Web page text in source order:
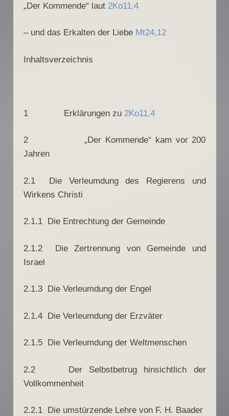
„Der Kommende“ laut 2Ko11,4
– und das Erkalten der Liebe Mt24,12
Inhaltsverzeichnis
1 Erklärungen zu 2Ko11,4
2 „Der Kommende“ kam vor 200
Jahren
2.1 Die Verleumdung des Regierens und
Wirkens Christi
2.1.1 Die Entrechtung der Gemeinde
2.1.2 Die Zertrennung von Gemeinde und
Israel
2.1.3 Die Verleumdung der Engel
2.1.4 Die Verleumdung der Erzväter
2.1.5 Die Verleumdung der Weltmenschen
2.2 Der Selbstbetrug hinsichtlich der
Vollkommenheit
2.2.1 Die umstürzende Lehre von F. H. Baader